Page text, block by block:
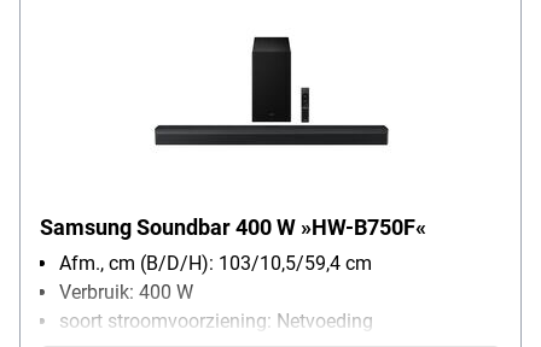
Samsung Soundbar 400 W »HW-B750F«
Afm., cm (B/D/H): 103/10,5/59,4 cm
Verbruik: 400 W
soort stroomvoorziening: Netvoeding